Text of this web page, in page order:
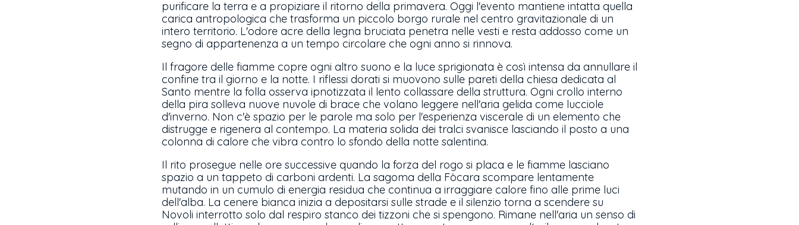
purificare la terra e a propiziare il ritorno della primavera. Oggi l'evento mantiene intatta quella
carica antropologica che trasforma un piccolo borgo rurale nel centro gravitazionale di un
intero territorio. L'odore acre della legna bruciata penetra nelle vesti e resta addosso come un
segno di appartenenza a un tempo circolare che ogni anno si rinnova.
Il fragore delle fiamme copre ogni altro suono e la luce sprigionata è così intensa da annullare il
confine tra il giorno e la notte. I riflessi dorati si muovono sulle pareti della chiesa dedicata al
Santo mentre la folla osserva ipnotizzata il lento collassare della struttura. Ogni crollo interno
della pira solleva nuove nuvole di brace che volano leggere nell'aria gelida come lucciole
d'inverno. Non c'è spazio per le parole ma solo per l'esperienza viscerale di un elemento che
distrugge e rigenera al contempo. La materia solida dei tralci svanisce lasciando il posto a una
colonna di calore che vibra contro lo sfondo della notte salentina.
Il rito prosegue nelle ore successive quando la forza del rogo si placa e le fiamme lasciano
spazio a un tappeto di carboni ardenti. La sagoma della Fòcara scompare lentamente
mutando in un cumulo di energia residua che continua a irraggiare calore fino alle prime luci
dell'alba. La cenere bianca inizia a depositarsi sulle strade e il silenzio torna a scendere su
Novoli interrotto solo dal respiro stanco dei tizzoni che si spengono. Rimane nell'aria un senso di